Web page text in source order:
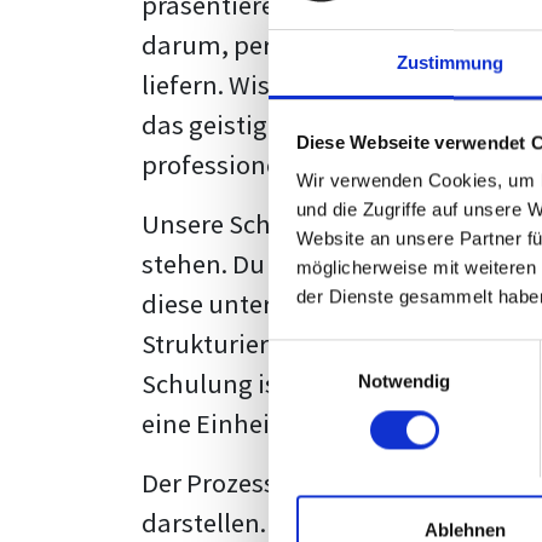
Zustimmung
Diese Webseite verwendet
Wir verwenden Cookies,
und die Zugriffe auf unsere
Website an unsere Partner
möglicherweise mit
der Dienste gesammelt
Notwendig
Ablehnen
darum, persönliche Meinungen
liefern. Wissenschaftliche Texte,
das geistige Eigentum des
professionell zu kommunizieren.
Unsere Schulung wurde mit Blick
stehen. Du wirst nicht nur
diese unter Zuhilfenahme von
Strukturierung ist ebenso
Schulung ist so konzipiert, dass
eine Einheitslösung zu bieten.
Der Prozess des
darstellen. Jedoch, ausgestattet